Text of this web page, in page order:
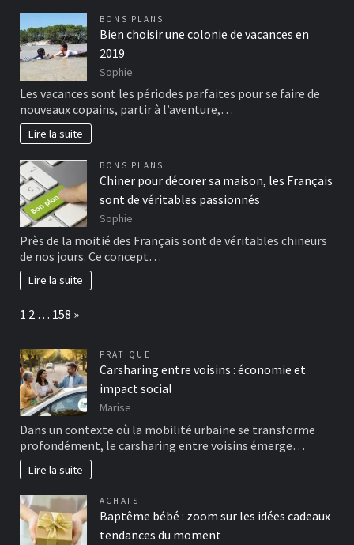
BONS PLANS
Bien choisir une colonie de vacances en
2019
Sophie
Les vacances sont les périodes parfaites pour se faire de
nouveaux copains, partir à l’aventure,…
Lire la suite
BONS PLANS
Chiner pour décorer sa maison, les Français
sont de véritables passionnés
Sophie
Près de la moitié des Français sont de véritables chineurs
de nos jours. Ce concept…
Lire la suite
Page:
1 2 … 158 Next
»
PRATIQUE
Carsharing entre voisins : économie et
impact social
Marise
Dans un contexte où la mobilité urbaine se transforme
profondément, le carsharing entre voisins émerge…
Lire la suite
ACHATS
Baptême bébé : zoom sur les idées cadeaux
tendances du moment